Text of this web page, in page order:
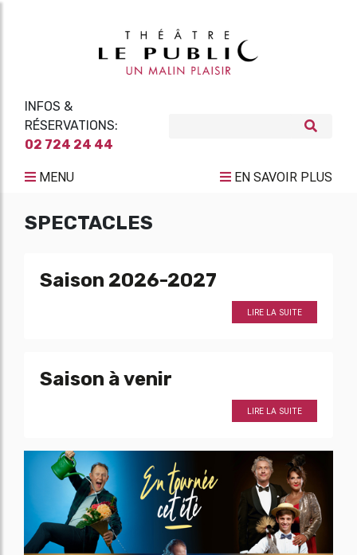
INFOS &
RÉSERVATIONS:
02 724 24 44
MENU EN SAVOIR PLUS
SPECTACLES
Saison 2026-2027
LIRE LA SUITE
Saison à venir
LIRE LA SUITE